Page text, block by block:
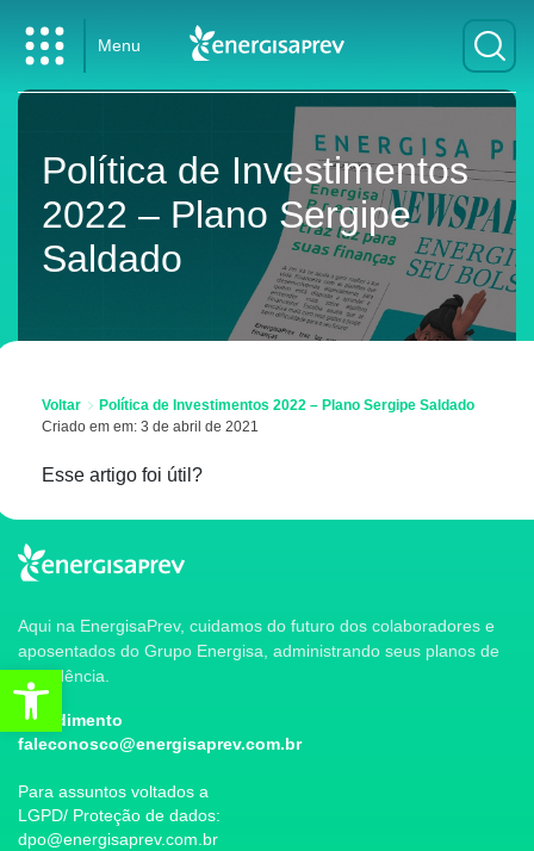
Menu
Política de Investimentos
2022 – Plano Sergipe
Saldado
Voltar
Política de Investimentos 2022 – Plano Sergipe Saldado
Criado em em: 3 de abril de 2021
Esse artigo foi útil?
Aqui na EnergisaPrev, cuidamos do futuro dos colaboradores e
aposentados do Grupo Energisa, administrando seus planos de
previdência.
Atendimento
faleconosco@energisaprev.com.br
Para assuntos voltados a
LGPD/ Proteção de dados:
dpo@energisaprev.com.br
Abrir a barra de ferramentas